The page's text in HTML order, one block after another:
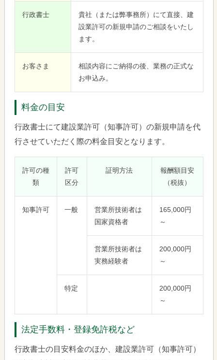
行政書士
貴社（または弊事務所）にて直接、建
設業許可の新規申請のご相談をいたし
ます。
お客さま
相談内容にご納得の後、業務の正式な
お申込み。
料金の目安
行政書士にて建設業許可（知事許可）の新規申請を代
行させていただく際の料金目安となります。
許可の種
類
許可
区分
証明方法
報酬額目安
（税抜）
知事許可 一般
営業所技術者は
国家資格者
165,000円
～
営業所技術者は
実務経験者
200,000円
～
特定
200,000円
～
法定手数料・登録免許税など
行政書士の目安料金のほか、建設業許可（知事許可）